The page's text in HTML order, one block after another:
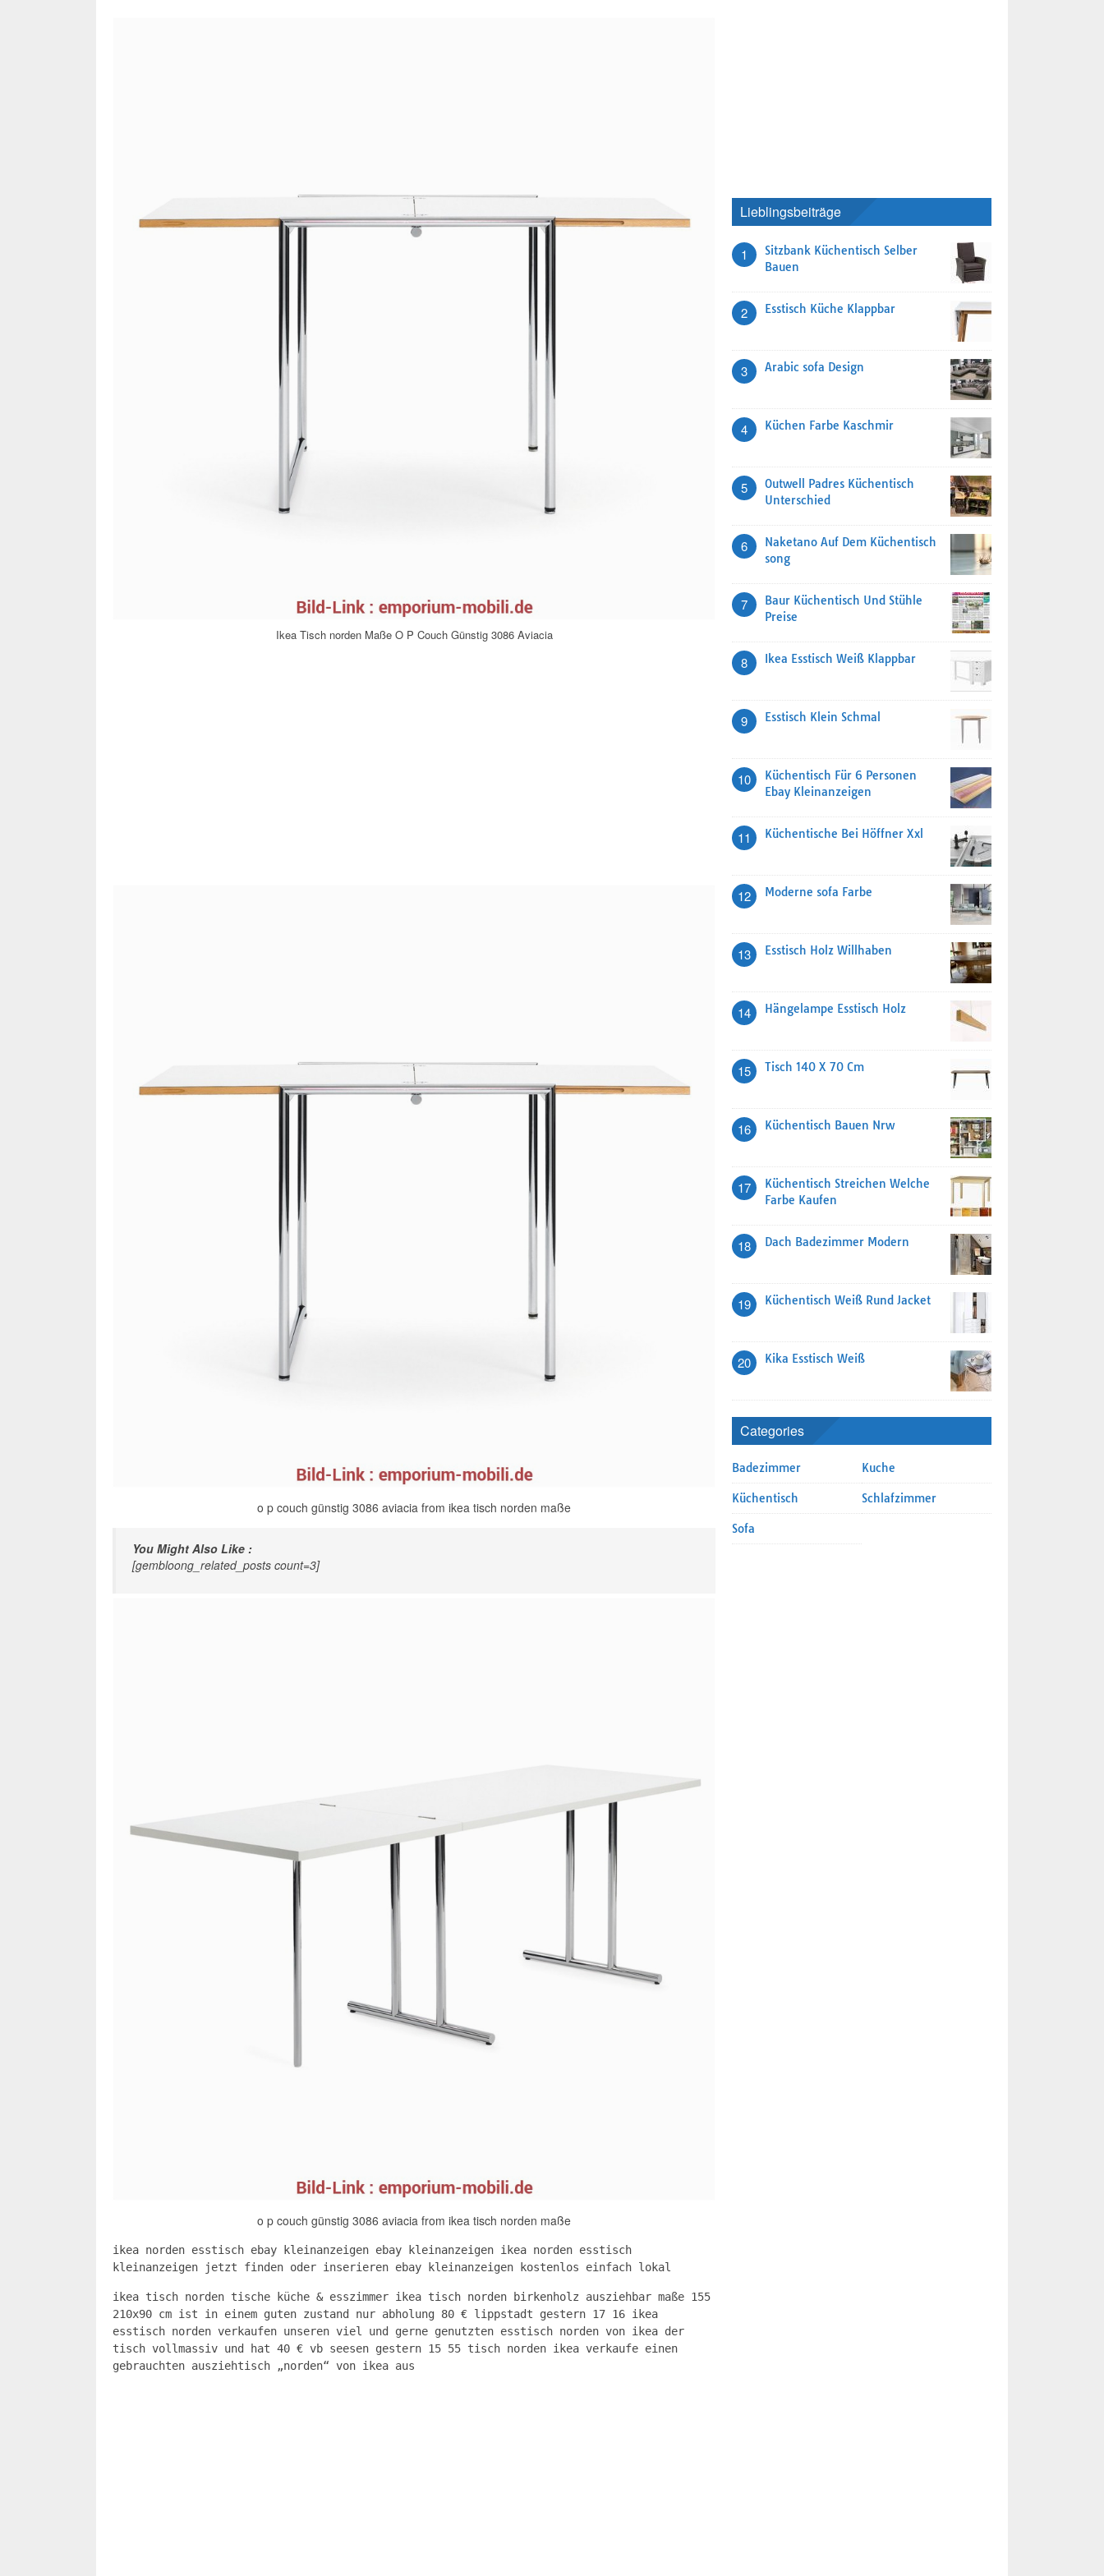
Ikea Tisch norden Maße O P Couch Günstig 3086 Aviacia
o p couch günstig 3086 aviacia from ikea tisch norden maße
You Might Also Like :
[gembloong_related_posts count=3]
o p couch günstig 3086 aviacia from ikea tisch norden maße
ikea norden esstisch ebay kleinanzeigen ebay kleinanzeigen ikea norden esstisch
kleinanzeigen jetzt finden oder inserieren ebay kleinanzeigen kostenlos einfach lokal
ikea tisch norden tische küche & esszimmer ikea tisch norden birkenholz ausziehbar maße 155
210x90 cm ist in einem guten zustand nur abholung 80 € lippstadt gestern 17 16 ikea
esstisch norden verkaufen unseren viel und gerne genutzten esstisch norden von ikea der
tisch vollmassiv und hat 40 € vb seesen gestern 15 55 tisch norden ikea verkaufe einen
gebrauchten ausziehtisch „norden“ von ikea aus
Lieblingsbeiträge
1
Sitzbank Küchentisch Selber
Bauen
2 Esstisch Küche Klappbar
3 Arabic sofa Design
4 Küchen Farbe Kaschmir
5
Outwell Padres Küchentisch
Unterschied
6
Naketano Auf Dem Küchentisch
song
7
Baur Küchentisch Und Stühle
Preise
8 Ikea Esstisch Weiß Klappbar
9 Esstisch Klein Schmal
10
Küchentisch Für 6 Personen
Ebay Kleinanzeigen
11 Küchentische Bei Höffner Xxl
12 Moderne sofa Farbe
13 Esstisch Holz Willhaben
14 Hängelampe Esstisch Holz
15 Tisch 140 X 70 Cm
16 Küchentisch Bauen Nrw
17
Küchentisch Streichen Welche
Farbe Kaufen
18 Dach Badezimmer Modern
19 Küchentisch Weiß Rund Jacket
20 Kika Esstisch Weiß
Categories
Badezimmer Kuche
Küchentisch Schlafzimmer
Sofa